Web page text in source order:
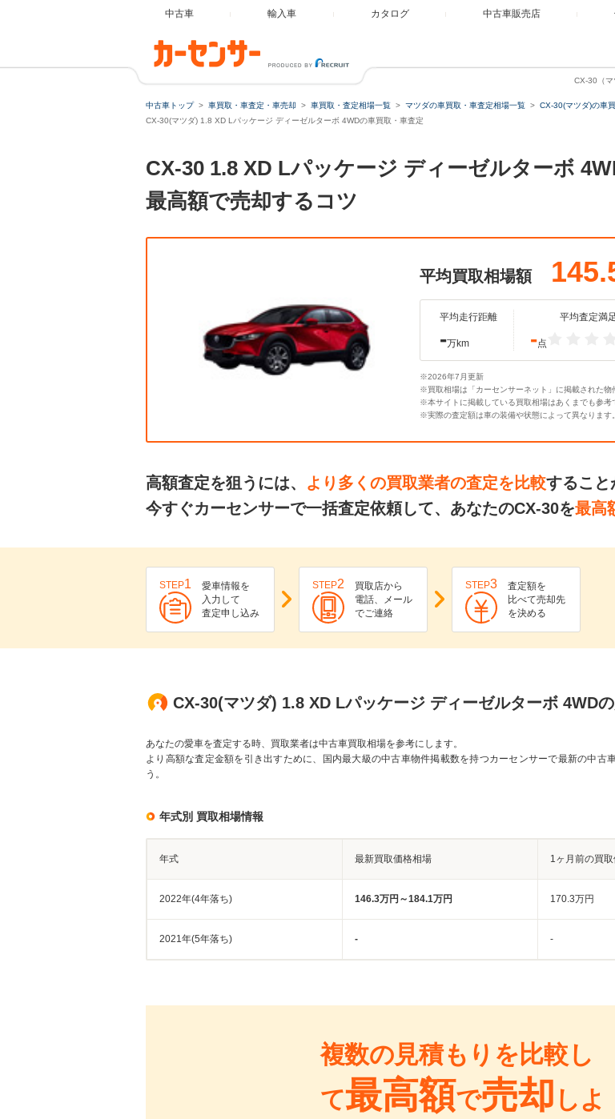
中古車 輸入車 カタログ 中古車販売店
CX-30（
中古車トップ 車買取・車査定・車売却 車買取・査定相場一覧 マツダの車買取・車査定相場一覧
CX-30(マツダ)の車
CX-30(マツダ) 1.8 XD Lパッケージ ディーゼルターボ 4WDの車買取・車査定
CX-30 1.8 XD Lパッケージ ディーゼルターボ
最高額で売却するコツ
平均買取相場額
平均走行距離
-万km
平均査定満
-点
※2026年7月更新
※買取相場は「カーセンサーネット」に掲載された物
※本サイトに掲載している買取相場はあくまでも参考
※実際の査定額は車の装備や状態によって異なります。
高額査定を狙うには、 より多くの買取業者の査定を比較すること
今すぐカーセンサーで一括査定依頼して、あなたのCX-30を最高
STEP1
愛車情報を
入力して
査定申し込み
STEP2
買取店から
電話、メール
でご連絡
STEP3
査定額を
比べて売却先
を決める
CX-30(マツダ) 1.8 XD Lパッケージ ディーゼルターボ 4WD
あなたの愛車を査定する時、買取業者は中古車買取相場を参考にします。
より高額な査定金額を引き出すために、国内最大級の中古車物件掲載数を持つカーセンサーで最新の中
う。
年式別 買取相場情報
年式 最新買取価格相場 1ヶ月前の買
2022年(4年落ち) 146.3万円～184.1万円 170.3万円
2021年(5年落ち) - -
複数の見積もりを比較し
て最高額で売却 しよ